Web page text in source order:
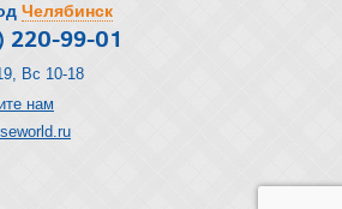
Челябинск
220-99-01
Вс 10-18
нам